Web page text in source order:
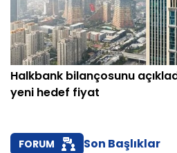
Halkbank bilançosunu
yeni hedef fiyat
FORUM Son Başlıklar